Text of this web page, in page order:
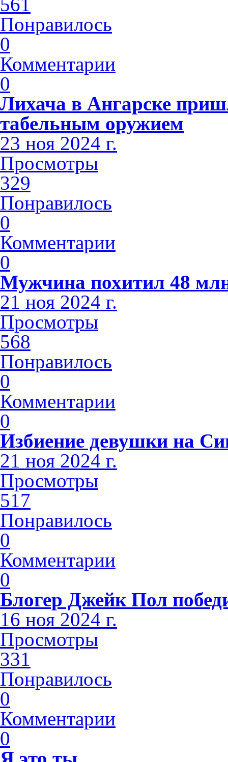
Понравилось
0
Комментарии
0
Лихача в Ангарске
табельным оружием
23 ноя 2024 г.
Просмотры
329
Понравилось
0
Комментарии
0
Мужчина похитил 48
21 ноя 2024 г.
Просмотры
568
Понравилось
0
Комментарии
0
Избиение девушки на
21 ноя 2024 г.
Просмотры
517
Понравилось
0
Комментарии
0
Блогер Джейк Пол
16 ноя 2024 г.
Просмотры
331
Понравилось
0
Комментарии
0